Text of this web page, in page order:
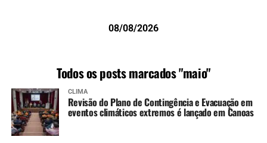
08/08/2026
Todos os posts marcados "maio"
CLIMA
Revisão do Plano de Contingência e Evacuação em
eventos climáticos extremos é lançado em Canoas